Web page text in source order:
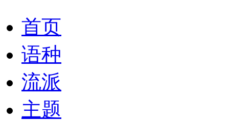
首页
语种
流派
主题